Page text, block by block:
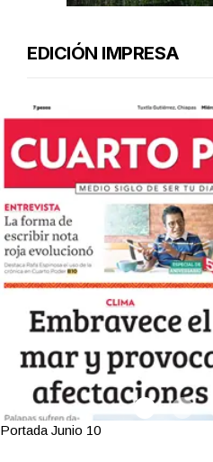
EDICIÓN IMPRESA
Portada Junio 10